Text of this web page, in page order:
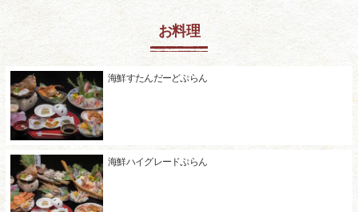
お料理
海鮮すたんだーどぷらん
海鮮ハイグレードぷらん